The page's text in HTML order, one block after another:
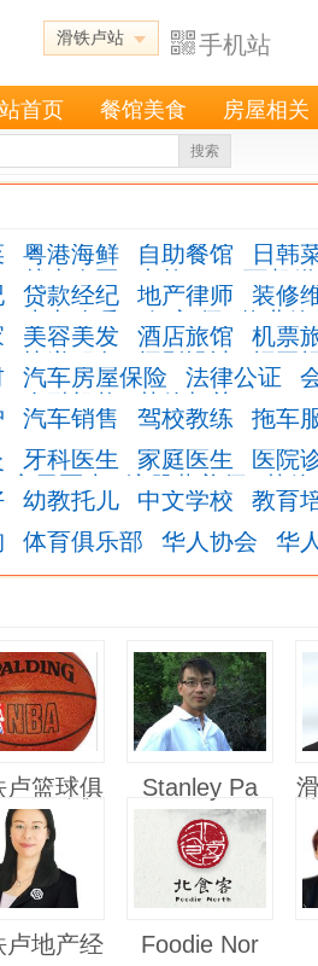
滑铁卢站 手机站
首页 餐馆美食 房屋相关
搜索
粤港海鲜 自助餐馆
日韩
越南泰国 卡拉 OK 西餐
贷款经纪 地产律师
装修
水电冷暖 验 房 师
物业
草
其他服务
美容美发 酒店旅馆
机票
快递服务 摄影设计 招工
汽车房屋保险 法律公证
金融机构 其他相关
汽车销售 驾校教练
拖车
牙科医生 家庭医生
医院
,心里医生
注册营养师 其他
幼教托儿 中文学校 教育
体育俱乐部 华人协会
华
卢篮球俱
乐部
Stanley Pa
卢地产经
Foodie Nor